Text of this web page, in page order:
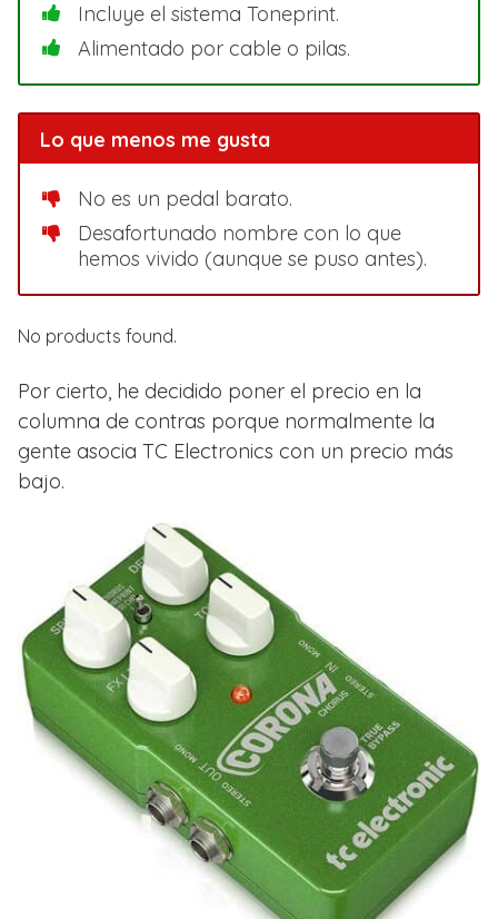
Incluye el sistema Toneprint.
Alimentado por cable o pilas.
Lo que menos me gusta
No es un pedal barato.
Desafortunado nombre con lo que
hemos vivido (aunque se puso antes).
No products found.
Por cierto, he decidido poner el precio en la
columna de contras porque normalmente la
gente asocia TC Electronics con un precio más
bajo.